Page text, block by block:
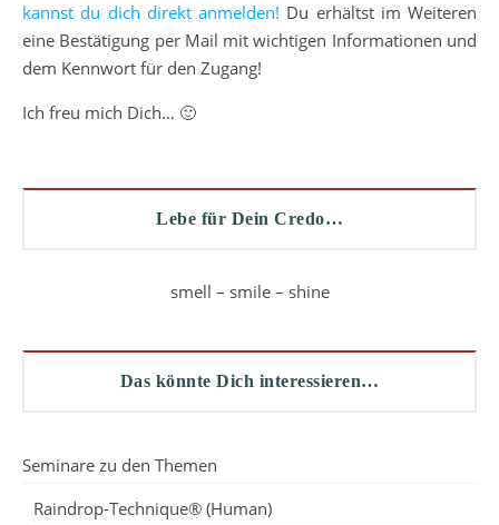
kannst du dich direkt anmelden! Du erhältst im Weiteren
eine Bestätigung per Mail mit wichtigen Informationen und
dem Kennwort für den Zugang!
Ich freu mich Dich… 🙂
Lebe für Dein Credo…
smell – smile – shine
Das könnte Dich interessieren…
Seminare zu den Themen
Raindrop-Technique® (Human)